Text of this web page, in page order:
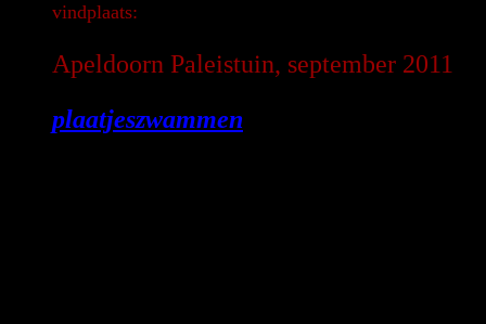
vindplaats:
Apeldoorn Paleistuin, september 2011
plaatjeszwammen